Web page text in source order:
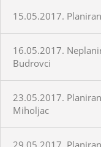
15.05.2017.
16.05.2017.
Budrovci
23.05.2017.
Miholjac
29.05.2017.